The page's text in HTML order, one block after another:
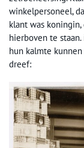
winkelpersoneel,
klant was koningin,
hierboven te
hun kalmte
dreef: